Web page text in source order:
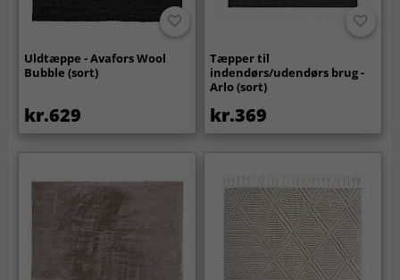
Uldtæppe - Avafors Wool
Bubble (sort)
kr.629
Tæpper til
indendørs/udendørs brug -
Arlo (sort)
kr.369